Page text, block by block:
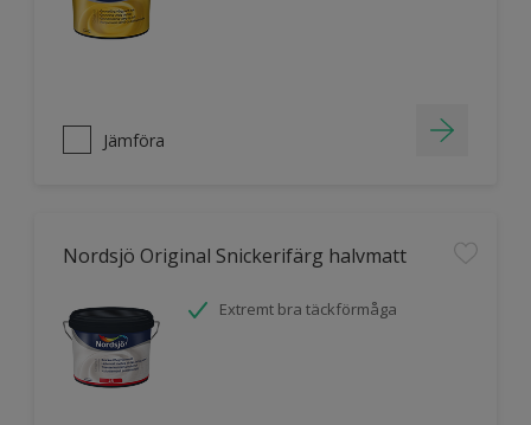
Jämföra
Nordsjö Original Snickerifärg halvmatt
Extremt bra täckförmåga